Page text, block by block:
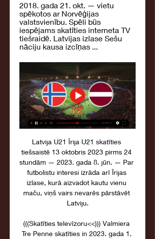
2018. gada 21. okt. — vietu
spēkotos ar Norvēģijas
valstsvienību. Spēli būs
iespējams skatīties interneta TV
tiešraidē. Latvijas izlase Sešu
nāciju kausa izcīņas ...
Latvija U21 Īrija U21 skatīties
tiešsaistē 13 oktobris 2023 pirms 24
stundām — 2023. gada 8. jūn. — Par
futbolistu interesi izrāda arī Īrijas
izlase, kurā aizvadot kautu vienu
maču, viņš vairs nevarēs pārstāvēt
Latviju.
(((Skatīties televīzoru<<))) Valmiera
Tre Penne skatīties in 2023. gada 1.